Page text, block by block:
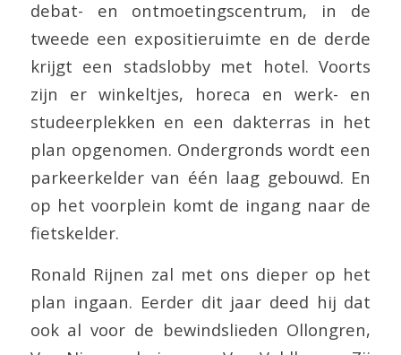
debat- en ontmoetingscentrum, in de
tweede een expositieruimte en de derde
krijgt een stadslobby met hotel. Voorts
zijn er winkeltjes, horeca en werk- en
studeerplekken en een dakterras in het
plan opgenomen. Ondergronds wordt een
parkeerkelder van één laag gebouwd. En
op het voorplein komt de ingang naar de
fietskelder.
Ronald Rijnen zal met ons dieper op het
plan ingaan. Eerder dit jaar deed hij dat
ook al voor de bewindslieden Ollongren,